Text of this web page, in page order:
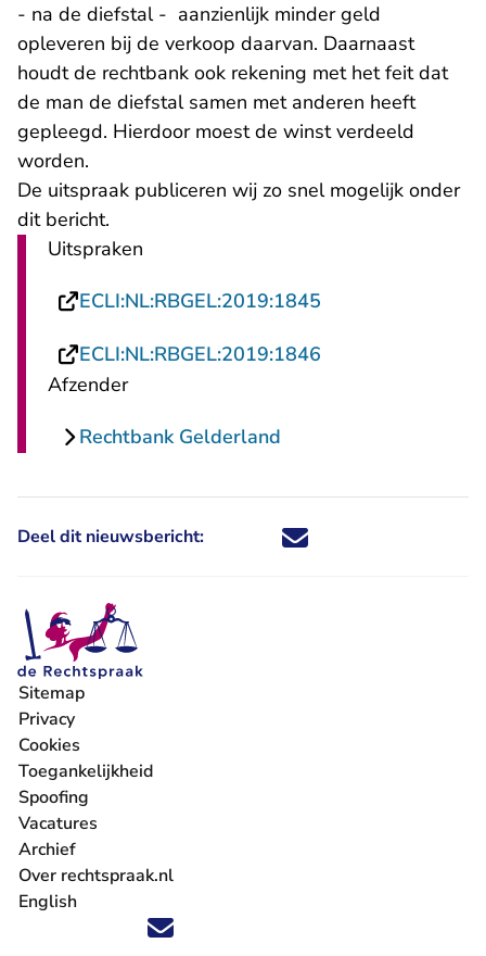
- na de diefstal - aanzienlijk minder geld
opleveren bij de verkoop daarvan. Daarnaast
houdt de rechtbank ook rekening met het feit dat
de man de diefstal samen met anderen heeft
gepleegd. Hierdoor moest de winst verdeeld
worden.
De uitspraak publiceren wij zo snel mogelijk onder
dit bericht.
Uitspraken
ECLI:NL:RBGEL:2019:1845
ECLI:NL:RBGEL:2019:1846
Afzender
Rechtbank Gelderland
Deel dit nieuwsbericht: Deel dit nieuwsbericht via X -
Deel dit nieuwsbericht via
Deel dit nieuwsbericht
Deel dit
Volg ons op X (Twitter) - U verlaat Rechtspraak.nl
Volg ons op Facebook - U verlaat Rechtspraak.nl
Volg ons op Instagram - U verlaat Rechtspraak.nl
Volg ons op Youtube - U verlaat Rechtspraak.nl
Volg ons op LinkedIn - U verlaat
'Blijf op de hoogte' nieuwsbrief - U verlaat
Sitemap
Privacy
Cookies
Toegankelijkheid
Spoofing
Vacatures
- U verlaat Rechtspraak.nl
Archief
Over rechtspraak.nl
English